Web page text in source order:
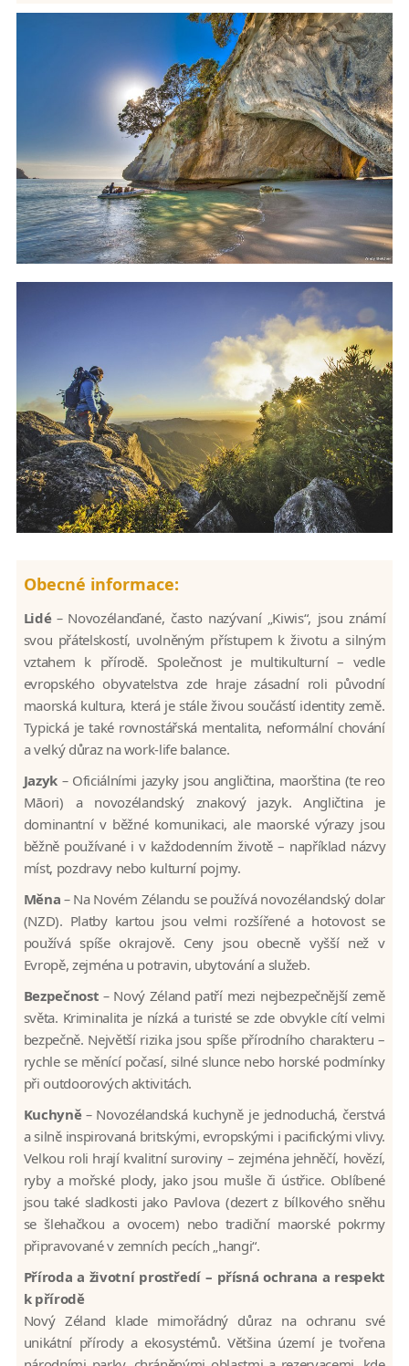
Obecné informace:
Lidé– Novozélanďané, často nazývaní „Kiwis“, jsou známí
svou přátelskostí, uvolněným přístupem k životu a silným
vztahem k přírodě. Společnost je multikulturní – vedle
evropského obyvatelstva zde hraje zásadní roli původní
maorská kultura, která je stále živou součástí identity země.
Typická je také rovnostářská mentalita, neformální chování
a velký důraz na work-life balance.
Jazyk – Oficiálními jazyky jsou angličtina, maorština (te reo
Māori) a novozélandský znakový jazyk. Angličtina je
dominantní v běžné komunikaci, ale maorské výrazy jsou
běžně používané i v každodenním životě – například názvy
míst, pozdravy nebo kulturní pojmy.
Měna– Na Novém Zélandu se používá novozélandský dolar
(NZD). Platby kartou jsou velmi rozšířené a hotovost se
používá spíše okrajově. Ceny jsou obecně vyšší než v
Evropě, zejména u potravin, ubytování a služeb.
Bezpečnost – Nový Zéland patří mezi nejbezpečnější země
světa. Kriminalita je nízká a turisté se zde obvykle cítí velmi
bezpečně. Největší rizika jsou spíše přírodního charakteru –
rychle se měnící počasí, silné slunce nebo horské podmínky
při outdoorových aktivitách.
Kuchyně – Novozélandská kuchyně je jednoduchá, čerstvá
a silně inspirovaná britskými, evropskými i pacifickými vlivy.
Velkou roli hrají kvalitní suroviny – zejména jehněčí, hovězí,
ryby a mořské plody, jako jsou mušle či ústřice. Oblíbené
jsou také sladkosti jako Pavlova (dezert z bílkového sněhu
se šlehačkou a ovocem) nebo tradiční maorské pokrmy
připravované v zemních pecích „hangi“.
Příroda a životní prostředí – přísná ochrana a respekt
k přírodě
Nový Zéland klade mimořádný důraz na ochranu své
unikátní přírody a ekosystémů. Většina území je tvořena